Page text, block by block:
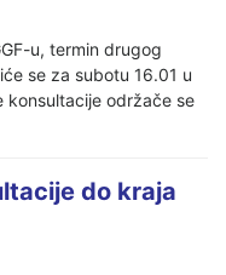
u, termin drugog
se za subotu 16.01 u
konsultacije održače se
do kraja